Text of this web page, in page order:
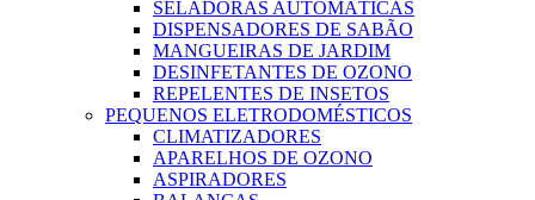
SELADORAS AUTOMÁTICAS
DISPENSADORES DE SABÃO
MANGUEIRAS DE JARDIM
DESINFETANTES DE OZONO
REPELENTES DE INSETOS
PEQUENOS ELETRODOMÉSTICOS
CLIMATIZADORES
APARELHOS DE OZONO
ASPIRADORES